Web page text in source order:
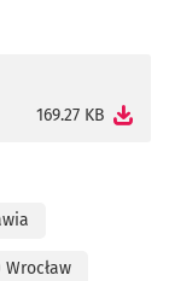
169.27 KB
Wrocław